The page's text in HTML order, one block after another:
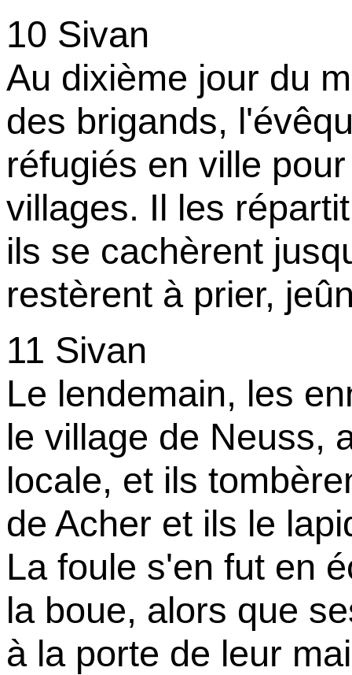
10 Sivan
Au dixième jour du
des brigands,
réfugiés en ville
villages. Il les
ils se cachèrent
restèrent à prier,
11 Sivan
Le lendemain, les
le village de Neuss,
locale, et ils
de Acher et ils le
La foule s'en fut en
la boue, alors que
à la porte de leur